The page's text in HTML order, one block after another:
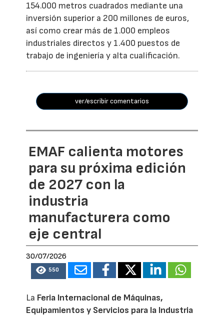
154.000 metros cuadrados mediante una
inversión superior a 200 millones de euros,
así como crear más de 1.000 empleos
industriales directos y 1.400 puestos de
trabajo de ingeniería y alta cualificación.
ver/escribir comentarios
EMAF calienta motores
para su próxima edición
de 2027 con la
industria
manufacturera como
eje central
30/07/2026
550
La Feria Internacional de Máquinas,
Equipamientos y Servicios para la Industria